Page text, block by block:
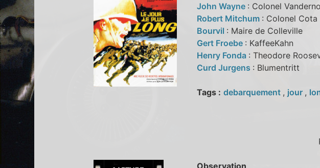
John Wayne : Colonel
Robert Mitchum : Colonel Cota
Bourvil : Maire de Colleville
Gert Froebe : KaffeeKahn
Henry Fonda : Theodore
Curd Jurgens : Blumentritt
Tags : debarquement , jour ,
Observation